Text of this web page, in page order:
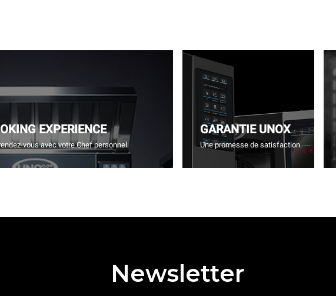
EXPERIENCE
vous avec votre Chef personnel.
GARANTIE UNOX
Une promesse de satisfaction.
Newsletter